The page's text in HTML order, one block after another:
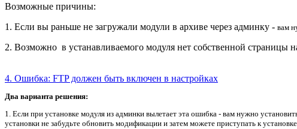
Возможные причины:
1. Если вы раньше не загружали модули в архиве через админку - вам
2. Возможно в устанавливаемого модуля нет собственной страницы
4. Ошибка: FTP должен быть включен в настройках
Два варианта решения:
1. Если при установке модуля из админки вылетает эта ошибка - вам нужно
установки не забудьте обновить модификации и затем можете приступать к